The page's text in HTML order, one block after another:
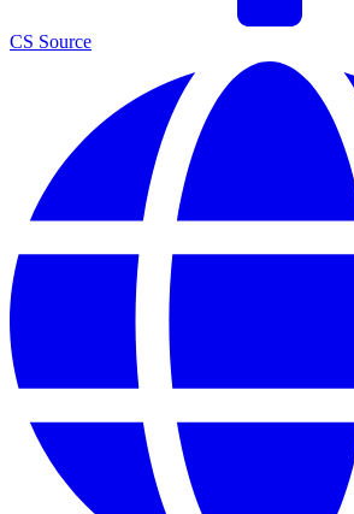
CS Source